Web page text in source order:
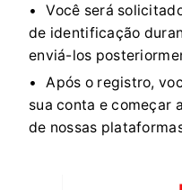
Você será
de identificação
enviá-los
Após o registro,
sua conta e começar
de nossas